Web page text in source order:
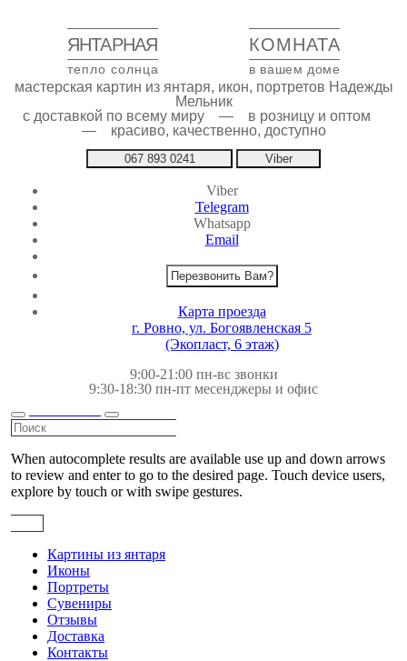
ЯНТАРНАЯ КОМНАТА
тепло солнца в вашем доме
мастерская картин из янтаря, икон, портретов Надежды
Мельник
с доставкой по всему миру — в розницу и оптом
— красиво, качественно, доступно
067 893 0241 Viber
Viber
Telegram
Whatsapp
Email
Перезвонить Вам?
Карта проезда
г. Ровно, ул. Богоявленская 5
(Экопласт, 6 этаж)
9:00-21:00 пн-вс звонки
9:30-18:30 пн-пт месенджеры и офис
When autocomplete results are available use up and down arrows
to review and enter to go to the desired page. Touch device users,
explore by touch or with swipe gestures.
Картины из янтаря
Иконы
Портреты
Сувениры
Отзывы
Доставка
Контакты